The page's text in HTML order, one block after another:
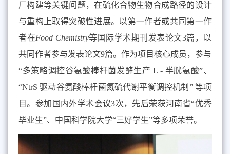
厂构建等关键问题，在硫化合物生物合成路径的设计
与重构上取得突破性进展。以第一作者或共同第一作
者在Food Chemistry等国际学术期刊发表论文3篇，以
共同作者参与发表论文9篇。作为项目核心成员，参与
“多策略调控谷氨酸棒杆菌发酵生产 L - 半胱氨酸”、
“NtrS 驱动谷氨酸棒杆菌氮硫代谢平衡调控机制” 等项
目。参加国内外学术会议3次，先后荣获河南省“优秀
毕业生”、中国科学院大学“三好学生”等多项荣誉。